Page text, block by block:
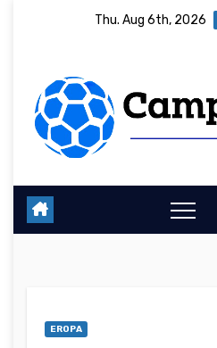
Thu. Aug 6th, 2026
EROPA